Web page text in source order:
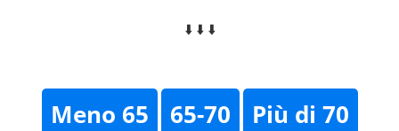
⬇️ ⬇️ ⬇️
Meno 65
65-70
Più di 70